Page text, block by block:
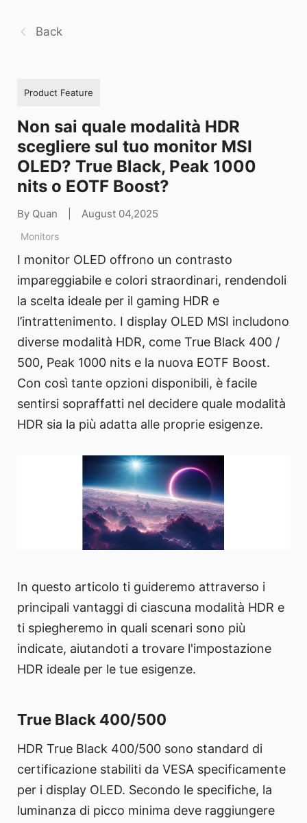
Back
Product Feature
Non sai quale modalità HDR
scegliere sul tuo monitor MSI
OLED? True Black, Peak 1000
nits o EOTF Boost?
By Quan August 04,2025
Monitors
I monitor OLED offrono un contrasto
impareggiabile e colori straordinari, rendendoli
la scelta ideale per il gaming HDR e
l’intrattenimento. I display OLED MSI includono
diverse modalità HDR, come True Black 400 /
500, Peak 1000 nits e la nuova EOTF Boost.
Con così tante opzioni disponibili, è facile
sentirsi sopraffatti nel decidere quale modalità
HDR sia la più adatta alle proprie esigenze.
In questo articolo ti guideremo attraverso i
principali vantaggi di ciascuna modalità HDR e
ti spiegheremo in quali scenari sono più
indicate, aiutandoti a trovare l'impostazione
HDR ideale per le tue esigenze.
True Black 400/500
HDR True Black 400/500 sono standard di
certificazione stabiliti da VESA specificamente
per i display OLED. Secondo le specifiche, la
luminanza di picco minima deve raggiungere